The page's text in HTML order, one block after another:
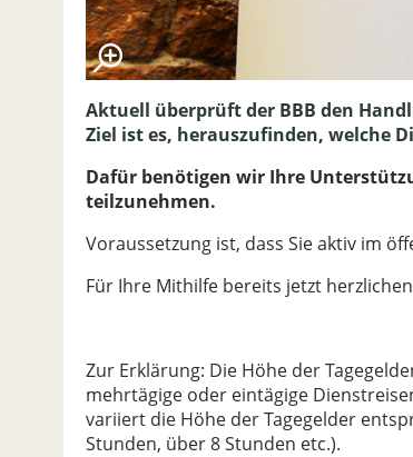
Aktuell überprüft der BBB den
Ziel ist es, herauszufinden, welche
Dafür benötigen wir Ihre
teilzunehmen.
Voraussetzung ist, dass Sie aktiv im
Für Ihre Mithilfe bereits jetzt
Zur Erklärung: Die Höhe der
mehrtägige oder eintägige
variiert die Höhe der Tagegelder
Stunden, über 8 Stunden etc.).